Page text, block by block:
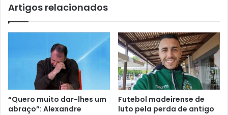
Artigos relacionados
“Quero muito dar-lhes um
abraço”: Alexandre
Futebol madeirense de
luto pela perda de antigo